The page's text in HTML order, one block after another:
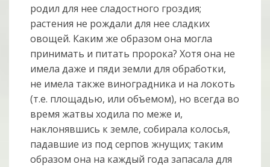
родил для нее сладостного гроздия;
растения не рождали для нее сладких
овощей. Каким же образом она могла
принимать и питать пророка? Хотя она не
имела даже и пяди земли для обработки,
не имела также виноградника и на локоть
(т.е. площадью, или объемом), но всегда во
время жатвы ходила по меже и,
наклонявшись к земле, собирала колосья,
падавшие из под серпов жнущих; таким
образом она на каждый года запасала для